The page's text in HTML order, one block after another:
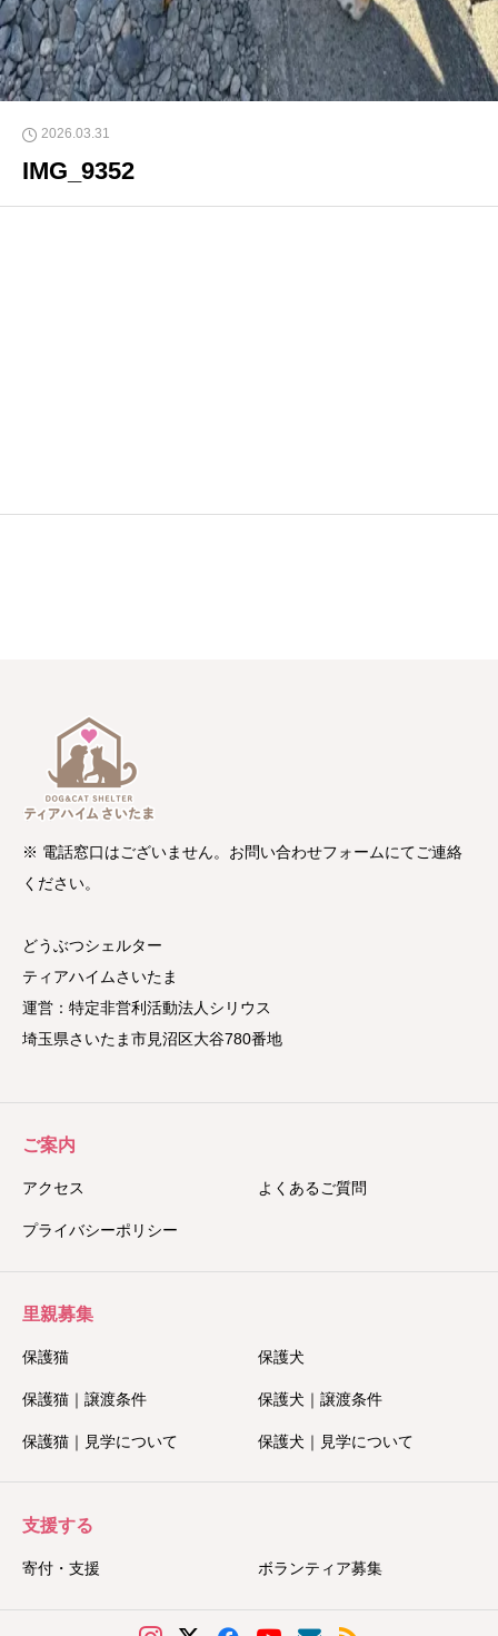
2026.03.31
IMG_9352
※ 電話窓口はございません。お問い合わせフォームにてご連絡
ください。
どうぶつシェルター
ティアハイムさいたま
運営：特定非営利活動法人シリウス
埼玉県さいたま市見沼区大谷780番地
ご案内
アクセス よくあるご質問
プライバシーポリシー
里親募集
保護猫 保護犬
保護猫｜譲渡条件 保護犬｜譲渡条件
保護猫｜見学について 保護犬｜見学について
支援する
寄付・支援 ボランティア募集